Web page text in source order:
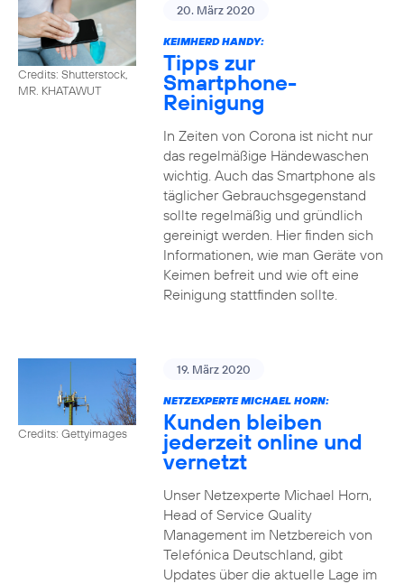
Credits: Shutterstock,
MR. KHATAWUT
20. März 2020
KEIMHERD HANDY:
Tipps zur
Smartphone-
Reinigung
In Zeiten von Corona ist nicht nur
das regelmäßige Händewaschen
wichtig. Auch das Smartphone als
täglicher Gebrauchsgegenstand
sollte regelmäßig und gründlich
gereinigt werden. Hier finden sich
Informationen, wie man Geräte von
Keimen befreit und wie oft eine
Reinigung stattfinden sollte.
Credits: Gettyimages
19. März 2020
NETZEXPERTE MICHAEL HORN:
Kunden bleiben
jederzeit online und
vernetzt
Unser Netzexperte Michael Horn,
Head of Service Quality
Management im Netzbereich von
Telefónica Deutschland, gibt
Updates über die aktuelle Lage im